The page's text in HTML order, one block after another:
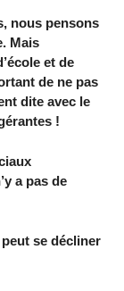
nous pensons
Mais
et de
de ne pas
dite avec le
!
a pas de
se décliner